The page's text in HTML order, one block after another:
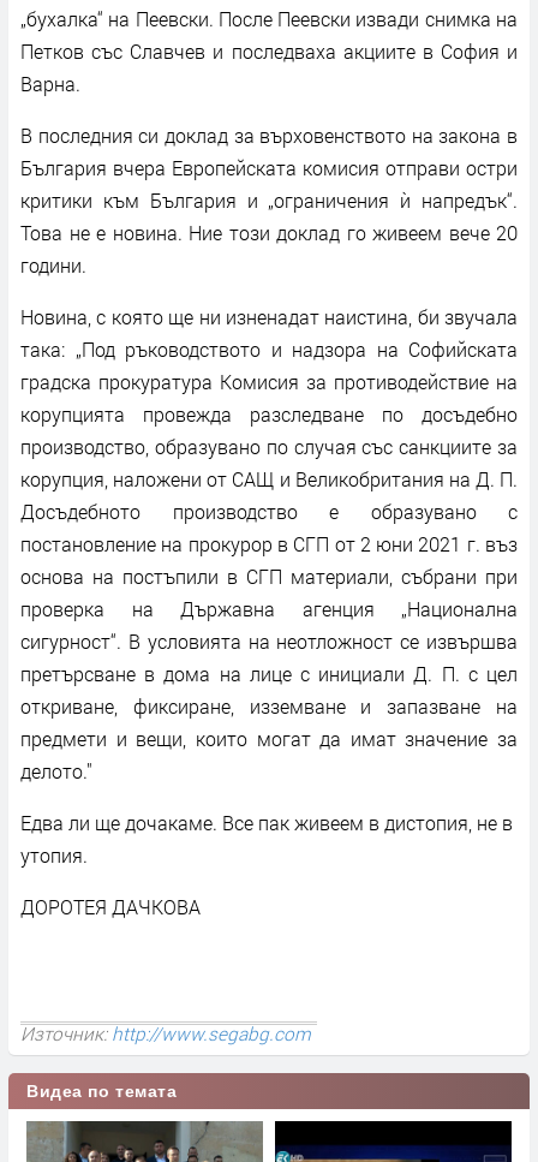
„бухалка“ на Пеевски. После Пеевски извади снимка на
Петков със Славчев и последваха акциите в София и
Варна.
В последния си доклад за върховенството на закона в
България вчера Европейската комисия отправи остри
критики към България и „ограничения ѝ напредък“.
Това не е новина. Ние този доклад го живеем вече 20
години.
Новина, с която ще ни изненадат наистина, би звучала
така: „Под ръководството и надзора на Софийската
градска прокуратура Комисия за противодействие на
корупцията провежда разследване по досъдебно
производство, образувано по случая със санкциите за
корупция, наложени от САЩ и Великобритания на Д. П.
Досъдебното производство е образувано с
постановление на прокурор в СГП от 2 юни 2021 г. въз
основа на постъпили в СГП материали, събрани при
проверка на Държавна агенция „Национална
сигурност“. В условията на неотложност се извършва
претърсване в дома на лице с инициали Д. П. с цел
откриване, фиксиране, изземване и запазване на
предмети и вещи, които могат да имат значение за
делото."
Едва ли ще дочакаме. Все пак живеем в дистопия, не в
утопия.
ДОРОТЕЯ ДАЧКОВА
Източник:http://www.segabg.com
Видеа по темата